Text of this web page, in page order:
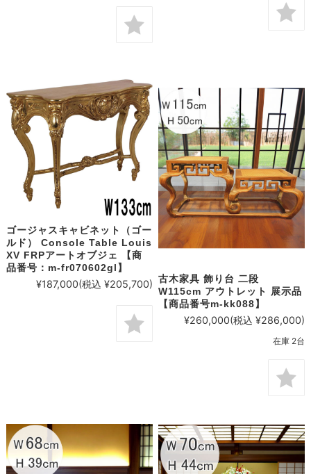
ゴージャスキャビネット（ゴー
ルド） Console Table Louis
XV FRPアートオブジェ 【商
品番号：m-fr070602gl】
¥187,000(税込 ¥205,700) 古木家具 飾り台 二段
W115cm アウトレット 展示品
【商品番号m-kk088】
¥260,000(税込 ¥286,000)
在庫 2台